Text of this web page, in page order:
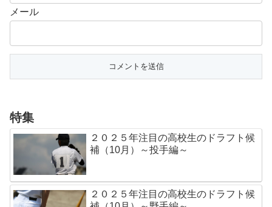
メール
特集
２０２５年注目の高校生のドラフト候
補（10月）～投手編～
２０２５年注目の高校生のドラフト候